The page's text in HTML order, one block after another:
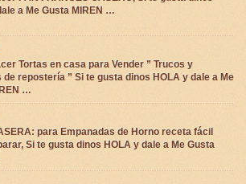
a Me Gusta MIREN …
Tortas en casa para Vender ” Trucos y
de repostería ” Si te gusta dinos HOLA y dale a Me
…
para Empanadas de Horno receta fácil
Si te gusta dinos HOLA y dale a Me Gusta